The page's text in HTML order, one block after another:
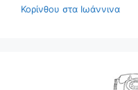
Κορίνθου στα Ιωάννινα